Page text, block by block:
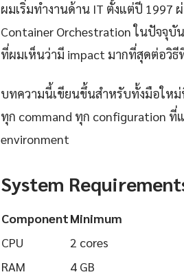
ผมเริ่มทำงานด้าน IT ตั้งแต่ปี 1997
Container Orchestration ในปัจจุบั
ที่ผมเห็นว่ามี impact มากที่สุดต่อวิธี
บทความนี้เขียนขึ้นสำหรับทั้งมือให
ทุก command ทุก configuration
environment
System
ComponentMinimum
CPU
2 cores
RAM
4 GB